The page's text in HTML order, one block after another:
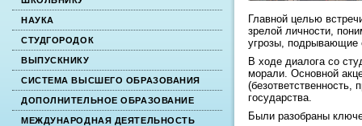
НАУКА
СТУДГОРОДОК
ВЫПУСКНИКУ
СИСТЕМА ВЫСШЕГО ОБРАЗОВАНИЯ
ДОПОЛНИТЕЛЬНОЕ ОБРАЗОВАНИЕ
МЕЖДУНАРОДНАЯ ДЕЯТЕЛЬНОСТЬ
Главной целью
зрелой личности,
угрозы, подрывающие
В ходе диалога со
морали. Основной
государства.
Были разобраны